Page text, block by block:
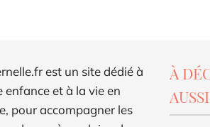
est un site dédié à
enfance et à la vie en
pour accompagner les
À
AUSSI